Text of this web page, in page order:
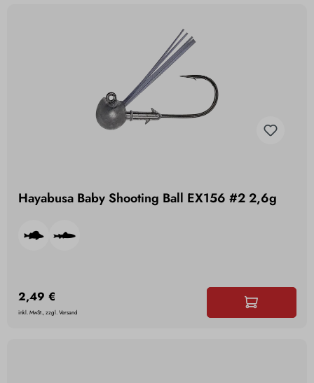
Hayabusa Baby Shooting Ball EX156 #2 2,6g
2,49 €
inkl. MwSt., zzgl. Versand